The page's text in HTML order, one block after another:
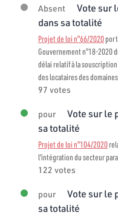
Absent
Vote sur
dans sa totalité
Projet de loi n°66/2020
Gouvernement n°18-2020
délai relatif à la
des locataires des
97 votes
pour
Vote sur le
sa totalité
Projet de loi n°104/2020
l'intégration du secteur
122 votes
pour
Vote sur le
sa totalité